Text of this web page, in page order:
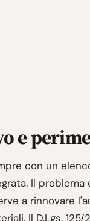
e
con un
Il problema
a rinnovare
Il D.Lgs. 125/